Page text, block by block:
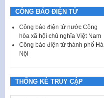
CÔNG BÁO ĐIỆN TỬ
Công báo điện tử nước Cộng
hòa xã hội chủ nghĩa Việt Nam
Công báo điện tử thành phố Hà
Nội
THỐNG KÊ TRUY CẬP